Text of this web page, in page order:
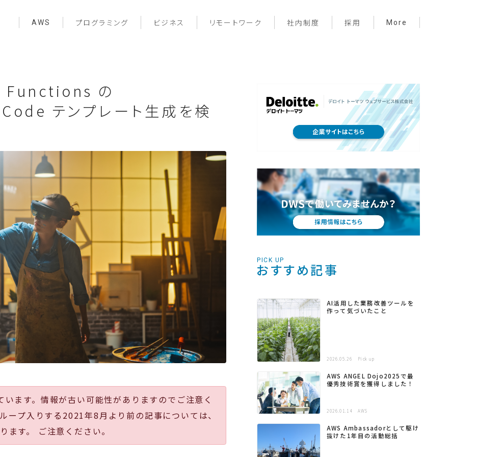
AWS プログラミング ビジネス リモートワーク 社内制度 採用 More
サーバーレス
プライベート
メンバー紹介
Functions の
テンプレート生成を検
ます。情報が古い可能性がありますのでご注意く
ープ入りする2021年8月より前の記事については、
ます。 ご注意ください。
PICK UP
おすすめ記事
AI活用した業務改善ツールを
作って気づいたこと
2026.05.26 Pick up
AWS ANGEL Dojo2025で最
優秀技術賞を獲得しました！
2026.01.14 AWS
AWS Ambassadorとして駆け
抜けた1年目の活動総括